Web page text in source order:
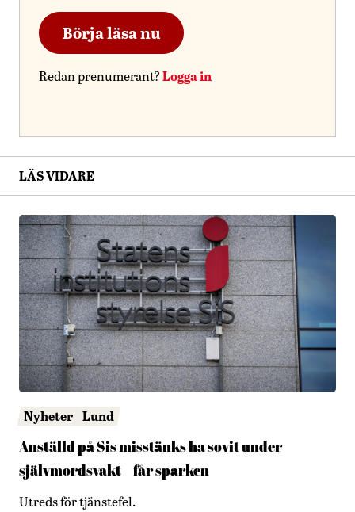
Börja läsa nu
Redan prenumerant?Logga in
LÄS VIDARE
Nyheter Lund
Anställd på Sis misstänks ha sovit under
självmordsvakt – får sparken
Utreds för tjänstefel.